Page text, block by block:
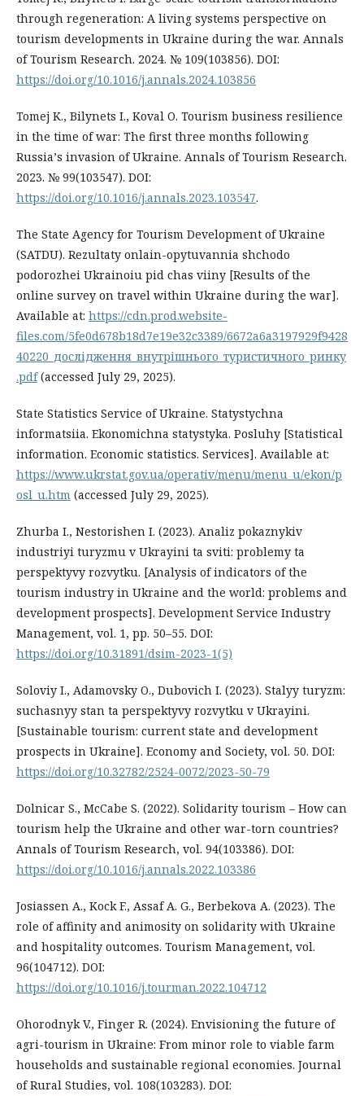
through regeneration: A living systems perspective on
tourism developments in Ukraine during the war. Annals
of Tourism Research. 2024. № 109(103856). DOI:
https://doi.org/10.1016/j.annals.2024.103856
Tomej K., Bilynets I., Koval O. Tourism business resilience
in the time of war: The first three months following
Russiaʼs invasion of Ukraine. Annals of Tourism Research.
2023. № 99(103547). DOI:
https://doi.org/10.1016/j.annals.2023.103547.
The State Agency for Tourism Development of Ukraine
(SATDU). Rezultaty onlain-opytuvannia shchodo
podorozhei Ukrainoiu pid chas viiny [Results of the
online survey on travel within Ukraine during the war].
Available at: https://cdn.prod.website-
files.com/5fe0d678b18d7e19e32c3389/6672a6a3197929f9428
40220_дослідження_внутрішнього_туристичного_ринку
.pdf(accessed July 29, 2025).
State Statistics Service of Ukraine. Statystychna
informatsiia. Ekonomichna statystyka. Posluhy [Statistical
information. Economic statistics. Services]. Available at:
https://www.ukrstat.gov.ua/operativ/menu/menu_u/ekon/p
osl_u.htm (accessed July 29, 2025).
Zhurba I., Nestorishen I. (2023). Analiz pokaznykiv
industriyi turyzmu v Ukrayini ta sviti: problemy ta
perspektyvy rozvytku. [Analysis of indicators of the
tourism industry in Ukraine and the world: problems and
development prospects]. Development Service Industry
Management, vol. 1, pp. 50–55. DOI:
https://doi.org/10.31891/dsim-2023-1(5)
Soloviy I., Adamovsky O., Dubovich I. (2023). Stalyy turyzm:
suchasnyy stan ta perspektyvy rozvytku v Ukrayini.
[Sustainable tourism: current state and development
prospects in Ukraine]. Economy and Society, vol. 50. DOI:
https://doi.org/10.32782/2524-0072/2023-50-79
Dolnicar S., McCabe S. (2022). Solidarity tourism – How can
tourism help the Ukraine and other war-torn countries?
Annals of Tourism Research, vol. 94(103386). DOI:
https://doi.org/10.1016/j.annals.2022.103386
Josiassen A., Kock F., Assaf A. G., Berbekova A. (2023). The
role of affinity and animosity on solidarity with Ukraine
and hospitality outcomes. Tourism Management, vol.
96(104712). DOI:
https://doi.org/10.1016/j.tourman.2022.104712
Ohorodnyk V., Finger R. (2024). Envisioning the future of
agri-tourism in Ukraine: From minor role to viable farm
households and sustainable regional economies. Journal
of Rural Studies, vol. 108(103283). DOI: